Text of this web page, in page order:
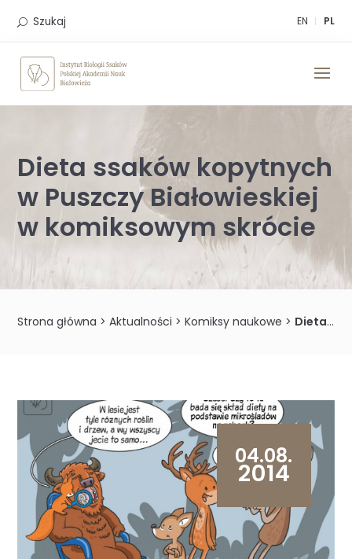
EN PL
Szukaj
Dieta ssaków kopytnych
w Puszczy Białowieskiej
w komiksowym skrócie
Strona główna >Aktualności >Komiksy naukowe > Dieta ssaków kopytnych w Puszczy Białowieskiej w komiksowym skrócie
04.08.
2014